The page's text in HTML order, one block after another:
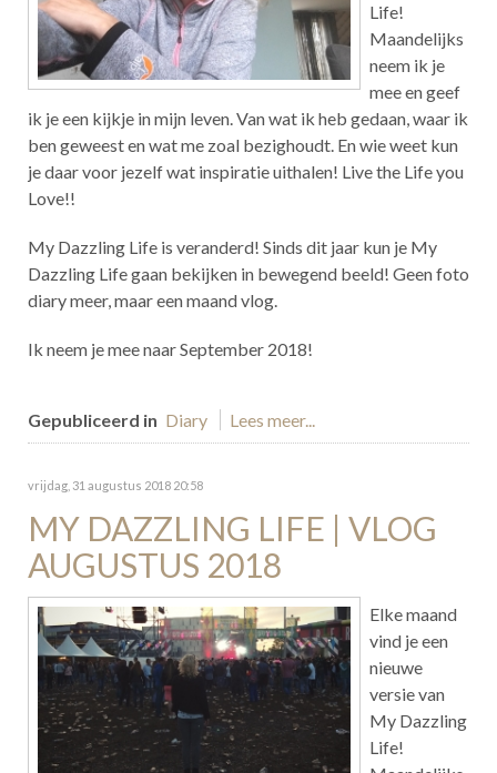
Life!
Maandelijks
neem ik je
mee en geef
ik je een kijkje in mijn leven. Van wat ik heb gedaan, waar ik
ben geweest en wat me zoal bezighoudt. En wie weet kun
je daar voor jezelf wat inspiratie uithalen! Live the Life you
Love!!
My Dazzling Life is veranderd! Sinds dit jaar kun je My
Dazzling Life gaan bekijken in bewegend beeld! Geen foto
diary meer, maar een maand vlog.
Ik neem je mee naar September 2018!
Gepubliceerd in Diary Lees meer...
vrijdag, 31 augustus 2018 20:58
MY DAZZLING LIFE | VLOG
AUGUSTUS 2018
Elke maand
vind je een
nieuwe
versie van
My Dazzling
Life!